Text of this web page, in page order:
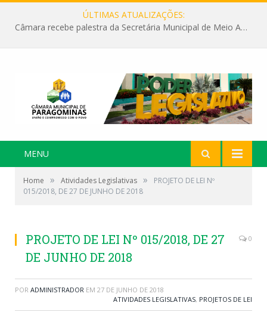
ÚLTIMAS ATUALIZAÇÕES:
Câmara recebe palestra da Secretária Municipal de Meio Ambiente sobre as ações da “SEMANA DO MEIO AMBIENTE”
MENU
Home » Atividades Legislativas »
PROJETO DE LEI Nº
015/2018, DE 27 DE JUNHO DE 2018
PROJETO DE LEI Nº 015/2018, DE 27
DE JUNHO DE 2018
0
POR ADMINISTRADOR EM 27 DE JUNHO DE 2018
ATIVIDADES LEGISLATIVAS, PROJETOS DE LEI